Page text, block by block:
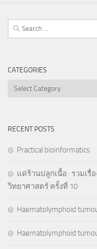
Search
for:
CATEGORIES
Categories
RECENT POSTS
Practical bioinformatics
แด่ร้านปลูกเนื้อ : รวมเรื่
วิทยาศาสตร์ ครั้งที่ 10
Haematolymphoid
Haematolymphoid